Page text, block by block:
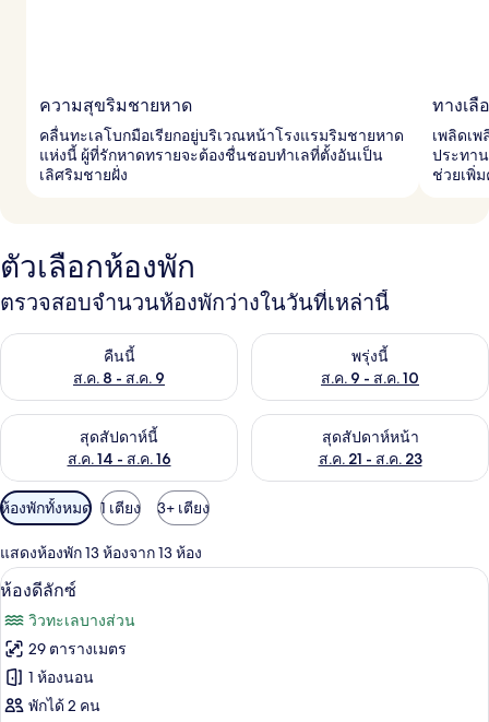
ความสุขริมชายหาด
คลื่นทะเลโบกมือเรียกอยู่บริเวณหน้าโรงแรมริมชายหาด
แห่งนี้ ผู้ที่รักหาดทรายจะต้องชื่นชอบทำเลที่ตั้งอันเป็น
เลิศริมชายฝั่ง
ทางเลื
เพลิดเ
ประทา
ช่วยเพิ่
ตัวเลือกห้องพัก
ตรวจสอบจำนวนห้องพักว่างในวันที่เหล่านี้
คืนนี้
ส.ค. 8 - ส.ค. 9
ตรวจสอบจำนวนห้องพักว่างในคืนนี้ ส.ค. 8 - ส.ค. 9พรุ่งนี้
ส.ค. 9 - ส.ค. 10
ตรวจสอบจำนวนห้องพักว่างใน
สุดสัปดาห์นี้
ส.ค. 14 - ส.ค. 16
ตรวจสอบจำนวนห้องพักว่างในสุดสัปดาห์นี้ ส.ค. 14 - ส.ค. 16
สุดสัปดาห์หน้า
ส.ค. 21 - ส.ค. 23
ตรวจสอบจำนวนห้องพักว่างใน
ตัว
กรอง
ที่
มี
ให้
สำหรับ
ห้อง
พัก
ห้องพักทั้งหมด 1 เตียง 3+ เตียง
แสดงห้องพัก 13 ห้องจาก 13 ห้อง
เปิด
ภาพถ่าย
ทั้งหมด
ของ
ห้อง
ห้องดีลักซ์ | ตู้นิรภัยในห้องพัก, ผ้าม่าน
3
ห้องดีลักซ์
วิวทะเลบางส่วน
29 ตารางเมตร
1 ห้องนอน
พักได้ 2 คน